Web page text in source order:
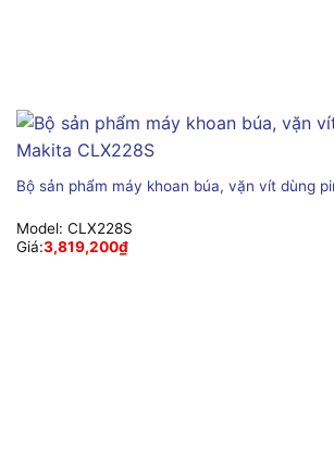
Bộ sản phẩm máy khoan búa, vặn vít dùng
Model: CLX228S
Giá:3,819,200₫